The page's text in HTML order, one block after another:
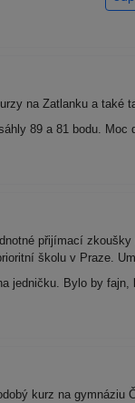
na Zatlanku a
89 a 81 bodu.
přijímací
školu v Praze.
jedničku. Bylo by
kurz na